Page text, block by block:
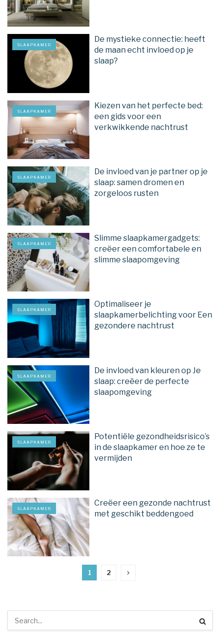
SLAAPKAMER
De mystieke connectie: heeft
de maan echt invloed op je
slaap?
SLAAPKAMER
Kiezen van het perfecte bed:
een gids voor een
verkwikkende nachtrust
SLAAPKAMER
De invloed van je partner op je
slaap: samen dromen en
zorgeloos rusten
SLAAPKAMER
Slimme slaapkamergadgets:
creëer een comfortabele en
slimme slaapomgeving
SLAAPKAMER
Optimaliseer je
slaapkamerbelichting voor Een
gezondere nachtrust
SLAAPKAMER
De invloed van kleuren op Je
slaap: creëer de perfecte
slaapomgeving
SLAAPKAMER
Potentiële gezondheidsrisico’s
in de slaapkamer en hoe ze te
vermijden
SLAAPKAMER
Creëer een gezonde nachtrust
met geschikt beddengoed
1 2